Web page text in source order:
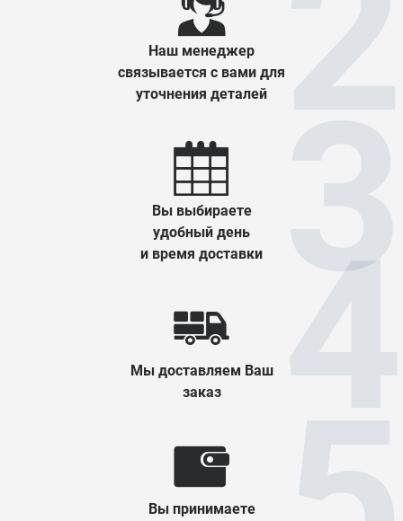
Наш менеджер
связывается с вами для
уточнения деталей
Вы выбираете
удобный день
и время доставки
Мы доставляем Ваш
заказ
Вы принимаете